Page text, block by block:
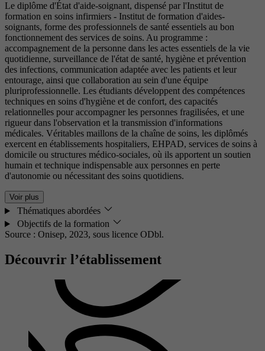
Le diplôme d'État d'aide-soignant, dispensé par l'Institut de
formation en soins infirmiers - Institut de formation d'aides-
soignants, forme des professionnels de santé essentiels au bon
fonctionnement des services de soins. Au programme :
accompagnement de la personne dans les actes essentiels de la vie
quotidienne, surveillance de l'état de santé, hygiène et prévention
des infections, communication adaptée avec les patients et leur
entourage, ainsi que collaboration au sein d'une équipe
pluriprofessionnelle. Les étudiants développent des compétences
techniques en soins d'hygiène et de confort, des capacités
relationnelles pour accompagner les personnes fragilisées, et une
rigueur dans l'observation et la transmission d'informations
médicales. Véritables maillons de la chaîne de soins, les diplômés
exercent en établissements hospitaliers, EHPAD, services de soins à
domicile ou structures médico-sociales, où ils apportent un soutien
humain et technique indispensable aux personnes en perte
d'autonomie ou nécessitant des soins quotidiens.
Voir plus
Thématiques abordées
Objectifs de la formation
Source : Onisep, 2023, sous licence ODbl.
Découvrir l’établissement